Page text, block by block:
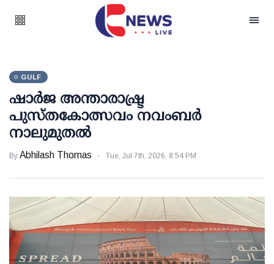
GULF
ഷാർജ അന്താരാഷ്ട്ര
പുസ്തകോത്സവം നവംബർ
നാലുമുതൽ
By Abhilash Thomas Tue, Jul 7th, 2026, 8:54 PM